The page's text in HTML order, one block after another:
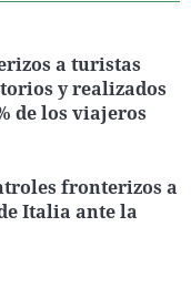
a turistas
y realizados
de los viajeros
fronterizos a
Italia ante la